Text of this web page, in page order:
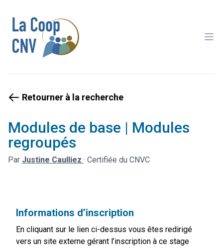
Retourner à la recherche
Modules de base | Modules
regroupés
Par Justine Caulliez · Certifiée du CNVC
Informations d’inscription
En cliquant sur le lien ci-dessus vous êtes redirigé
vers un site externe gérant l’inscription à ce stage